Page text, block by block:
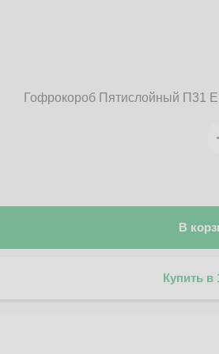
Гофрокороб Пятислойный П31
В
Купить в